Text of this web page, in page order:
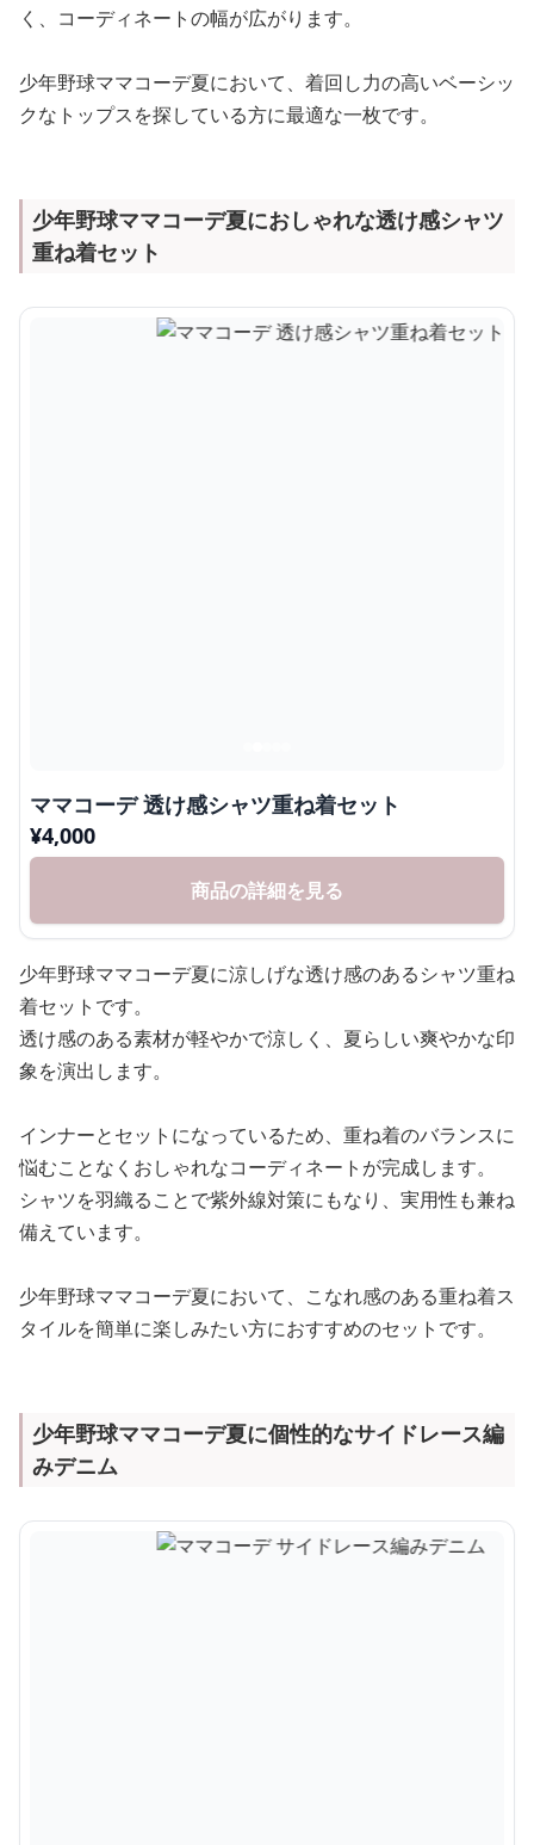
く、コーディネートの幅が広がります。
少年野球ママコーデ夏において、着回し力の高いベーシッ
クなトップスを探している方に最適な一枚です。
少年野球ママコーデ夏におしゃれな透け感シャツ
重ね着セット
ママコーデ 透け感シャツ重ね着セット
¥4,000
商品の詳細を見る
少年野球ママコーデ夏に涼しげな透け感のあるシャツ重ね
着セットです。
透け感のある素材が軽やかで涼しく、夏らしい爽やかな印
象を演出します。
インナーとセットになっているため、重ね着のバランスに
悩むことなくおしゃれなコーディネートが完成します。
シャツを羽織ることで紫外線対策にもなり、実用性も兼ね
備えています。
少年野球ママコーデ夏において、こなれ感のある重ね着ス
タイルを簡単に楽しみたい方におすすめのセットです。
少年野球ママコーデ夏に個性的なサイドレース編
みデニム